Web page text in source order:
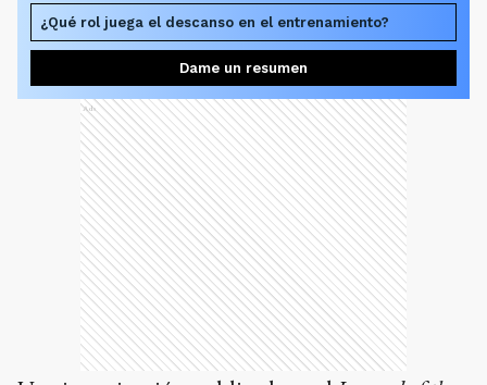
¿Qué rol juega el descanso en el entrenamiento?
Dame un resumen
Ads